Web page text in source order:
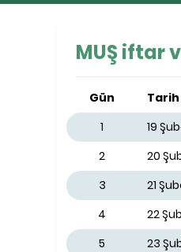
MUŞ iftar
Gün Tarih
1
19
2
20
3
21
4
22
5
23